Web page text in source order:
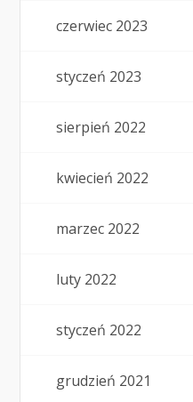
czerwiec 2023
styczeń 2023
sierpień 2022
kwiecień 2022
marzec 2022
luty 2022
styczeń 2022
grudzień 2021